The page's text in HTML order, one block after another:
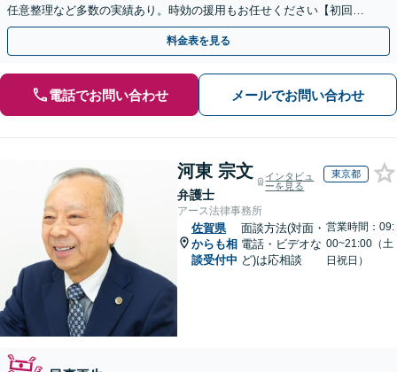
任意整理など多数の実績あり。時効の援用もお任せください【初回相
談無料】【佐賀駅1分】
料金表を見る
電話でお問い合わせ メールでお問い合わせ
河東 宗文
弁護士
インタビュ
ーを見る
東京都
アース法律事務所
佐賀県
からも相
談受付中
面談方法(対面・
電話・ビデオな
ど)は応相談
営業時間：09:
00~21:00（土
日祝日）